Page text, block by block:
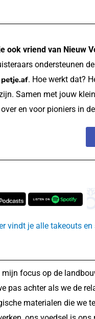
ook vriend van Nieuw
ondersteunen
. Hoe werkt dat?
Samen met jouw
en voor pioniers in
vindt je alle takeouts
focus op de
pas achter als we de
materialen die we